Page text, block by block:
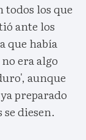
todos los que
ante los
que había
era algo
aunque
preparado
diesen.